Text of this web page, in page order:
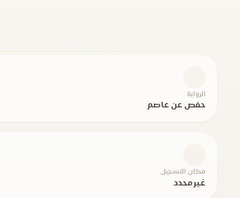
الرواية
حفص عن عاصم
مكان التسجيل
غير محدد